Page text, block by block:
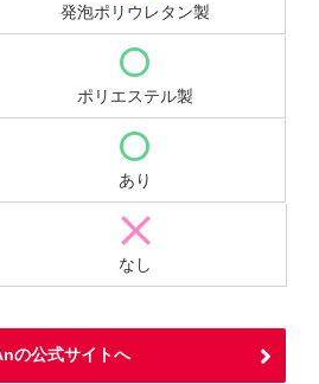
発泡ポリウレタン製
ポリエステル製
あり
なし
の公式サイトへ